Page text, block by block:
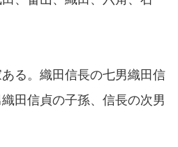
る。織田信長の七男織田信
田信貞の子孫、信長の次男